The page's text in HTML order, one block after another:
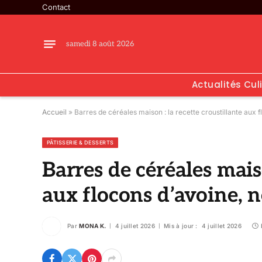
Contact
samedi 8 août 2026
Actualités
Accueil » Barres de céréales maison : la recette croustillante aux
PÂTISSERIE & DESSERTS
Barres de céréales
aux flocons d’avoine,
Par MONA K. 4 juillet 2026 Mis à jour : 4 juillet 2026